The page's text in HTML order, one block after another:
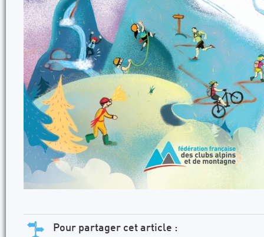
Pour partager cet article :